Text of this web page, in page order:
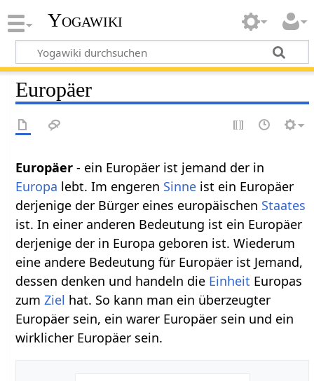
Yogawiki
Europäer
Europäer‏‎- ein Europäer ist jemand der in
Europa lebt. Im engeren Sinne ist ein Europäer
derjenige der Bürger eines europäischen Staates
ist. In einer anderen Bedeutung ist ein Europäer
derjenige der in Europa geboren ist. Wiederum
eine andere Bedeutung für Europäer ist Jemand,
dessen denken und handeln die Einheit Europas
zumZiel hat. So kann man ein überzeugter
Europäer sein, ein warer Europäer sein und ein
wirklicher Europäer sein.